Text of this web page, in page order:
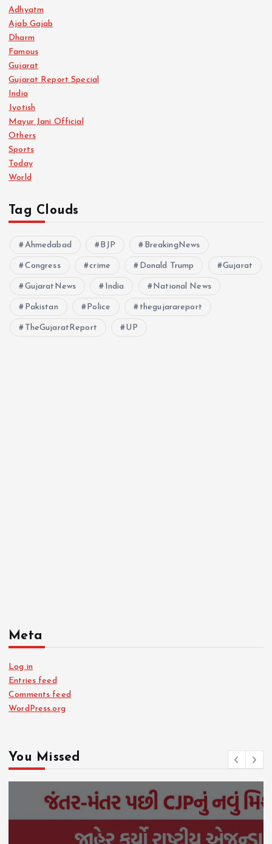
Adhyatm
Ajab Gajab
Dharm
Famous
Gujarat
Gujarat Report Special
India
Jyotish
Mayur Jani Official
Others
Sports
Today
World
Tag Clouds
Ahmedabad BJP BreakingNews
Congress crime Donald Trump Gujarat
GujaratNews India National News
Pakistan Police thegujarareport
TheGujaratReport UP
Meta
Log in
Entries feed
Comments feed
WordPress.org
You Missed